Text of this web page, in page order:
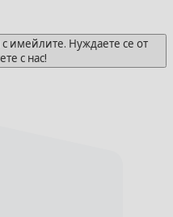
имейлите. Нуждаете се от
с нас!